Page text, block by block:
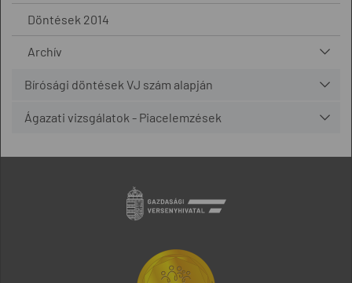
Döntések 2014
Archív
Bírósági döntések VJ szám alapján
Ágazati vizsgálatok - Piacelemzések